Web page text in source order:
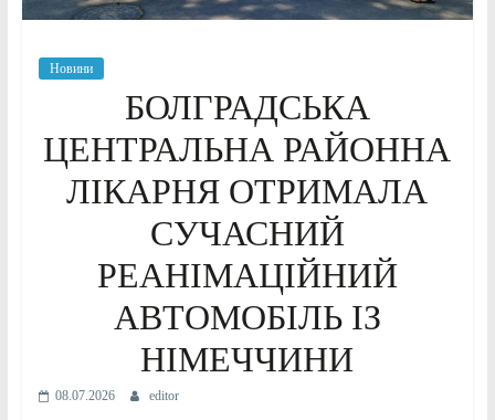
Новини
БОЛГРАДСЬКА
ЦЕНТРАЛЬНА РАЙОННА
ЛІКАРНЯ ОТРИМАЛА
СУЧАСНИЙ
РЕАНІМАЦІЙНИЙ
АВТОМОБІЛЬ ІЗ
НІМЕЧЧИНИ
08.07.2026 editor